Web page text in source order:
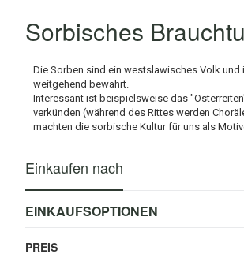
Sorbisches
Die Sorben sind ein westslawisches Volk und
weitgehend bewahrt.
Interessant ist beispielsweise das
verkünden (während des Rittes werden
machten die sorbische Kultur für uns als
Einkaufen nach
EINKAUFSOPTIONEN
PREIS